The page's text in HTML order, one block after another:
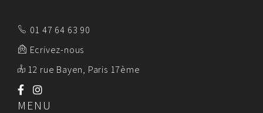
01 47 64 63 90
Ecrivez-nous
12 rue Bayen, Paris 17ème
MENU